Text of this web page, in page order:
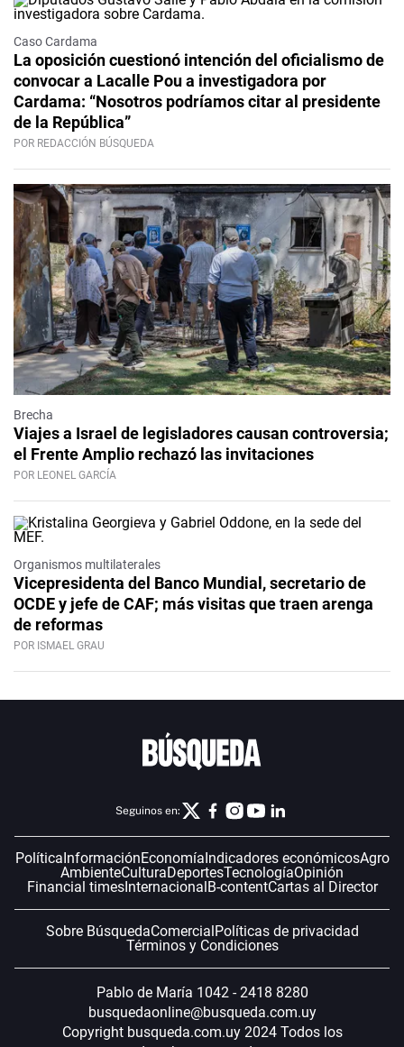
Caso Cardama
La oposición cuestionó intención del oficialismo de
convocar a Lacalle Pou a investigadora por
Cardama: “Nosotros podríamos citar al presidente
de la República”
POR REDACCIÓN BÚSQUEDA
Brecha
Viajes a Israel de legisladores causan controversia;
el Frente Amplio rechazó las invitaciones
POR LEONEL GARCÍA
Organismos multilaterales
Vicepresidenta del Banco Mundial, secretario de
OCDE y jefe de CAF; más visitas que traen arenga
de reformas
POR ISMAEL GRAU
Seguinos en:
PolíticaInformaciónEconomíaIndicadores económicosAgro
AmbienteCulturaDeportesTecnologíaOpinión
Financial timesInternacionalB-contentCartas al Director
Sobre BúsquedaComercialPolíticas de privacidad
Términos y Condiciones
Pablo de María 1042 - 2418 8280
busquedaonline@busqueda.com.uy
Copyright busqueda.com.uy 2024 Todos los